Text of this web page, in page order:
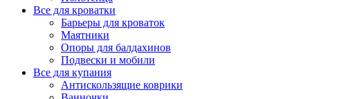
Все для кроватки
Барьеры для кроваток
Маятники
Опоры для балдахинов
Подвески и мобили
Все для купания
Антискользящие коврики